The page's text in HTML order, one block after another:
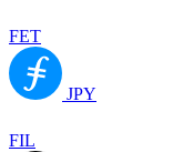
FET
JPY
FIL